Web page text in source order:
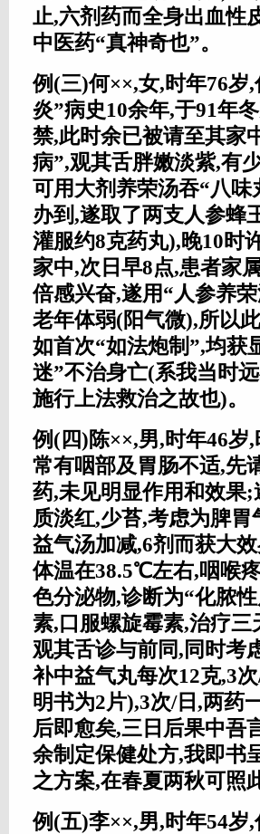
止,六剂药而全身出血性
中医药“真神奇也”。
例(三)何××,女,时年76岁
炎”病史10余年,于91年
禁,此时余已被请至其家
病”,观其舌胖嫩淡紫,有
可用大剂养荣汤吞“八
办到,遂取了两支人参蜂
灌服约8克药丸),晚10时
家中,次日早8点,患者家
倍感兴奋,遂用“人参养
老年体弱(阳气微),所以
如首次“如法炮制”,均获
迷”不治身亡(系我当时
施行上法救治之故也)。
例(四)陈××,男,时年46岁
常有咽部及胃肠不适,先
药,未见明显作用和效果
质淡红,少苔,考虑为脾
益气汤加减,6剂而获大
体温在38.5℃左右,咽喉
色分泌物,诊断为“化脓
素,口服螺旋霉素,治疗
观其舌诊与前同,同时考
补中益气丸每次12克,3
明书为2片),3次/日,两药
后即愈矣,三日后果中吾
余制定保健处方,我即书
之方案,在春夏两秋可照
例(五)李××,男,时年54岁